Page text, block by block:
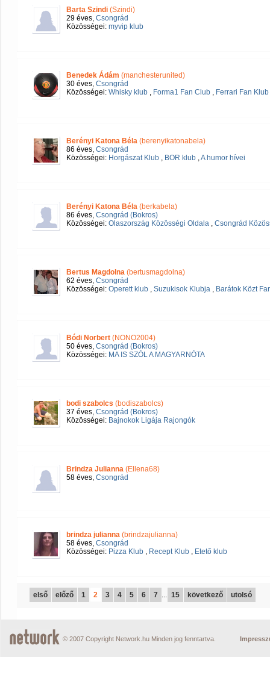
Barta Szindi (Szindi)
29 éves, Csongrád
Közösségei: myvip klub
Benedek Ádám (manchesterunited)
30 éves, Csongrád
Közösségei: Whisky klub , Forma1 Fan Club , Ferrari Fan Klub
Berényi Katona Béla (berenyikatonabela)
86 éves, Csongrád
Közösségei: Horgászat Klub , BOR klub ,A humor hívei
Berényi Katona Béla (berkabela)
86 éves, Csongrád (Bokros)
Közösségei: Olaszország Közösségi Oldala , Csongrád
Bertus Magdolna (bertusmagdolna)
62 éves, Csongrád
Közösségei: Operett klub , Suzukisok Klubja , Barátok Közt
Bódi Norbert (NONO2004)
50 éves, Csongrád (Bokros)
Közösségei: MA IS SZÓL A MAGYARNÓTA
bodi szabolcs (bodiszabolcs)
37 éves, Csongrád (Bokros)
Közösségei: Bajnokok Ligája Rajongók
Brindza Julianna (Ellena68)
58 éves, Csongrád
brindza julianna (brindzajulianna)
58 éves, Csongrád
Közösségei: Pizza Klub , Recept Klub , Etető klub
első előző 1 2 3 4 5 6 7 ... 15 következő utolsó
© 2007 Copyright Network.hu Minden jog fenntartva.